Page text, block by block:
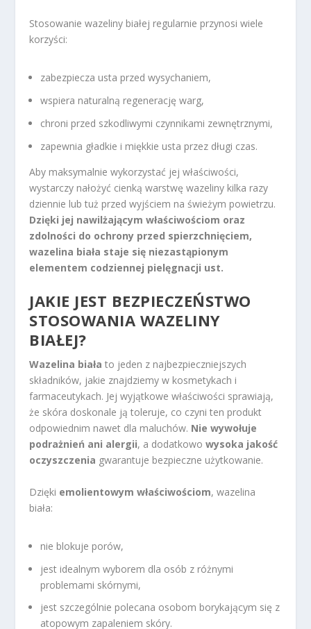
Stosowanie wazeliny białej regularnie przynosi wiele
korzyści:
zabezpiecza usta przed wysychaniem,
wspiera naturalną regenerację warg,
chroni przed szkodliwymi czynnikami zewnętrznymi,
zapewnia gładkie i miękkie usta przez długi czas.
Aby maksymalnie wykorzystać jej właściwości,
wystarczy nałożyć cienką warstwę wazeliny kilka razy
dziennie lub tuż przed wyjściem na świeżym powietrzu.
Dzięki jej nawilżającym właściwościom oraz
zdolności do ochrony przed spierzchnięciem,
wazelina biała staje się niezastąpionym
elementem codziennej pielęgnacji ust.
JAKIE JEST BEZPIECZEŃSTWO
STOSOWANIA WAZELINY
BIAŁEJ?
Wazelina biała to jeden z najbezpieczniejszych
składników, jakie znajdziemy w kosmetykach i
farmaceutykach. Jej wyjątkowe właściwości sprawiają,
że skóra doskonale ją toleruje, co czyni ten produkt
odpowiednim nawet dla maluchów. Nie wywołuje
podrażnień ani alergii, a dodatkowowysoka jakość
oczyszczenia gwarantuje bezpieczne użytkowanie.
Dzięki emolientowym właściwościom, wazelina
biała:
nie blokuje porów,
jest idealnym wyborem dla osób z różnymi
problemami skórnymi,
jest szczególnie polecana osobom borykającym się z
atopowym zapaleniem skóry.